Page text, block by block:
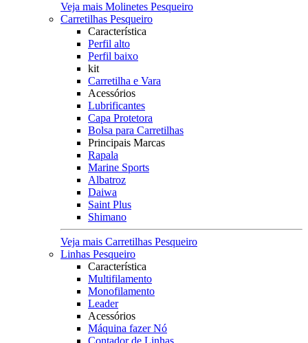
Veja mais Molinetes Pesqueiro
Carretilhas Pesqueiro
Característica
Perfil alto
Perfil baixo
kit
Carretilha e Vara
Acessórios
Lubrificantes
Capa Protetora
Bolsa para Carretilhas
Principais Marcas
Rapala
Marine Sports
Albatroz
Daiwa
Saint Plus
Shimano
Veja mais Carretilhas Pesqueiro
Linhas Pesqueiro
Característica
Multifilamento
Monofilamento
Leader
Acessórios
Máquina fazer Nó
Contador de Linhas